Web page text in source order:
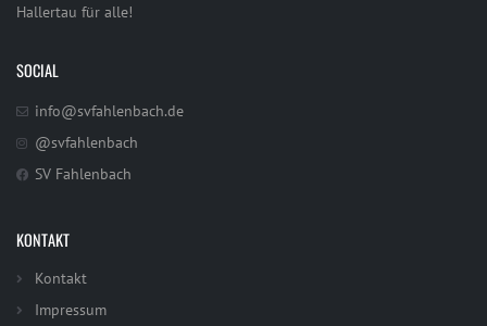
Hallertau für alle!
SOCIAL
info@svfahlenbach.de
@svfahlenbach
SV Fahlenbach
KONTAKT
Kontakt
Impressum